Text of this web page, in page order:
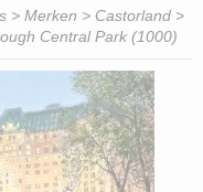
> Merken > Castorland >
Central Park (1000)